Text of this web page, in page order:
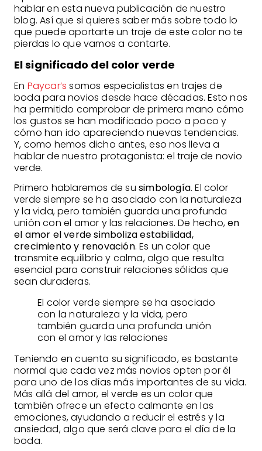
hablar en esta nueva publicación de nuestro
blog. Así que si quieres saber más sobre todo lo
que puede aportarte un traje de este color no te
pierdas lo que vamos a contarte.
El significado del color verde
En Paycar’s somos especialistas en trajes de
boda para novios desde hace décadas. Esto nos
ha permitido comprobar de primera mano cómo
los gustos se han modificado poco a poco y
cómo han ido apareciendo nuevas tendencias.
Y, como hemos dicho antes, eso nos lleva a
hablar de nuestro protagonista: el traje de novio
verde.
Primero hablaremos de su simbología. El color
verde siempre se ha asociado con la naturaleza
y la vida, pero también guarda una profunda
unión con el amor y las relaciones. De hecho,en
el amor el verde simboliza estabilidad,
crecimiento y renovación. Es un color que
transmite equilibrio y calma, algo que resulta
esencial para construir relaciones sólidas que
sean duraderas.
El color verde siempre se ha asociado
con la naturaleza y la vida, pero
también guarda una profunda unión
con el amor y las relaciones
Teniendo en cuenta su significado, es bastante
normal que cada vez más novios opten por él
para uno de los días más importantes de su vida.
Más allá del amor, el verde es un color que
también ofrece un efecto calmante en las
emociones, ayudando a reducir el estrés y la
ansiedad, algo que será clave para el día de la
boda.